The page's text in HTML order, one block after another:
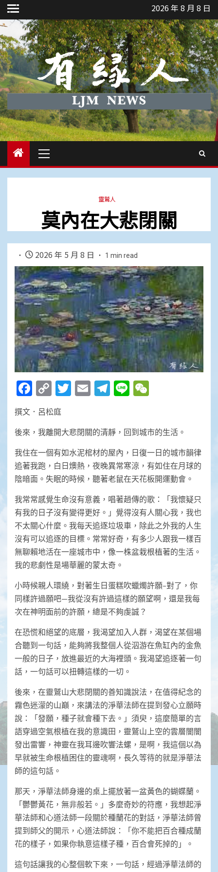
Skip
to
content
2026 年 8 月 8 日
Menu
靈鷲人
莫內在大悲閉關
2026 年 5 月 8 日 1 min read
Facebook
Copy
Link
Twitter
EmailTelegram
Line
撰文．呂松庭
後來，我離開大悲閉關的清靜，回到城市的生活。
我住在一個有如水泥棺材的屋內，日復一日的城市韻律
追著我跑，白日燠熱，夜晚異常寒涼，有如住在月球的
陰暗面。失眠的時候，聽著老鼠在天花板開運動會。
我常常感覺生命沒有意義，唱著趙傳的歌：「我懷疑只
有我的日子沒有變得更好。」覺得沒有人關心我，我也
不太關心什麼。我每天追逐垃圾車，除此之外我的人生
沒有可以追逐的目標。常常好奇，有多少人跟我一樣百
無聊賴地活在一座城市中，像一株盆栽根植著的生活。
我的悲劇性是場華麗的蒙太奇。
小時候親人環繞，對著生日蛋糕吹蠟燭許願–對了，你
同樣許過願吧—我從沒有許過這樣的願望啊，還是我每
次在神明面前的許願，總是不夠虔誠？
在恐慌和絕望的底層，我渴望加入人群，渴望在某個場
合聽到一句話，能夠將我整個人從泅游在魚缸內的金魚
一般的日子，放進最近的大海裡頭。我渴望追逐著一句
話，一句話可以扭轉這樣的一切。
後來，在靈鷲山大悲閉關的善知識說法，在值得紀念的
霧色迷濛的山巔，來講法的淨華法師在提到發心立願時
說：「發願，種子就會種下去。」須臾，這麼簡單的言
語穿過空氣根植在我的意識田，靈鷲山上空的雲層闇闇
發出雷響，神靈在我耳邊吹響法螺，是啊，我這個以為
早就被生命根植困住的靈魂啊，長久等待的就是淨華法
師的這句話。
那天，淨華法師身邊的桌上擺放著一盆黃色的蝴蝶蘭。
「鬱鬱黃花，無非般若。」多麼奇妙的符應，我想起淨
華法師和心道法師一段關於種蘭花的對話，淨華法師曾
提到師父的開示，心道法師說：「你不能把百合種成蘭
花的樣子，如果你執意這樣子種，百合會死掉的」。
這句話讓我的心整個軟下來，一句話，經過淨華法師的